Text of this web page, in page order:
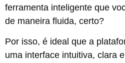
ferramenta inteligente que
de maneira fluida, certo?
Por isso, é ideal que a
uma interface intuitiva, clara